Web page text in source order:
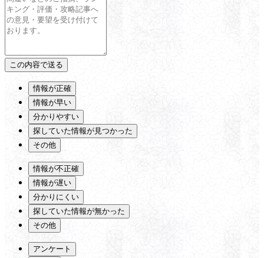
情報が正確
情報が早い
分かりやすい
探していた情報が見つかった
その他
情報が不正確
情報が遅い
分かりにくい
探していた情報が無かった
その他
アンケート